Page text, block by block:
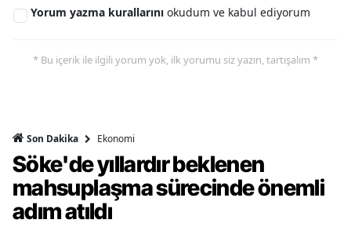
Yorum yazma kurallarını okudum ve kabul ediyorum
* Bu içerik ile ilgili yorum yok, ilk yorumu siz yazın, tartışalım *
Son Dakika Ekonomi
Söke'de yıllardır beklenen
mahsuplaşma sürecinde önemli
adım atıldı